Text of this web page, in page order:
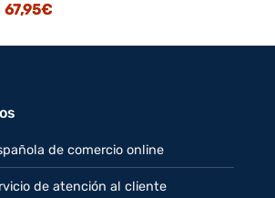
125,95€.
El
original
67,95€El
actual
de comercio online
de atención al cliente